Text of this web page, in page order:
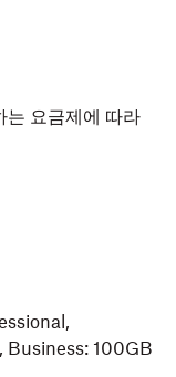
는 요금제에 따라
Business: 100GB